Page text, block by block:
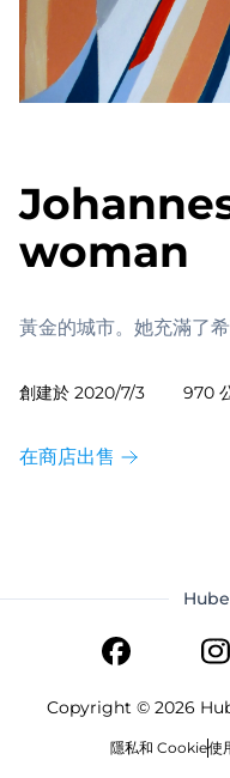
woman
黃金的城市。她充滿了希
創建於 2020/7/3 970
在商店出售
Copyright © 2026
隱私和 Cookie使